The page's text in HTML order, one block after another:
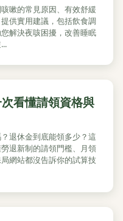
嗽的常見原因、有效舒緩
供實用建議，包括飲食調
解決夜咳困擾，改善睡眠
看懂請領資格與
退休金到底能領多少？這
退新制的請領門檻、月領
網站都沒告訴你的試算技